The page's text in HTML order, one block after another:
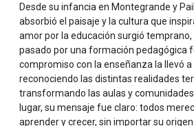
Desde su infancia en Montegrande y
absorbió el paisaje y la cultura que
amor por la educación surgió
pasado por una formación pedagógica
compromiso con la enseñanza la llevó a
reconociendo las distintas realidades
transformando las aulas y
lugar, su mensaje fue claro: todos
aprender y crecer, sin importar su
Gabriela en su propia Voz Poema
3. «En la vida, como en el amor, no
desdén, la indiferencia o la falta de